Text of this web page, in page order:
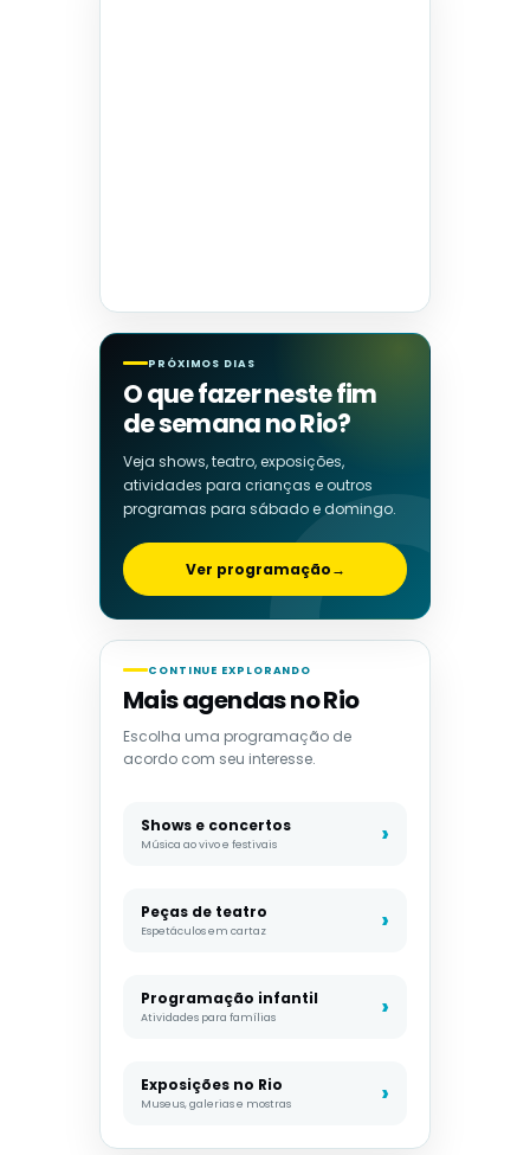
PRÓXIMOS DIAS
O que fazer neste fim
de semana no Rio?
Veja shows, teatro, exposições,
atividades para crianças e outros
programas para sábado e domingo.
Ver programação→
CONTINUE EXPLORANDO
Mais agendas no Rio
Escolha uma programação de
acordo com seu interesse.
Shows e concertos
Música ao vivo e festivais
Peças de teatro
Espetáculos em cartaz
Programação infantil
Atividades para famílias
Exposições no Rio
Museus, galerias e mostras